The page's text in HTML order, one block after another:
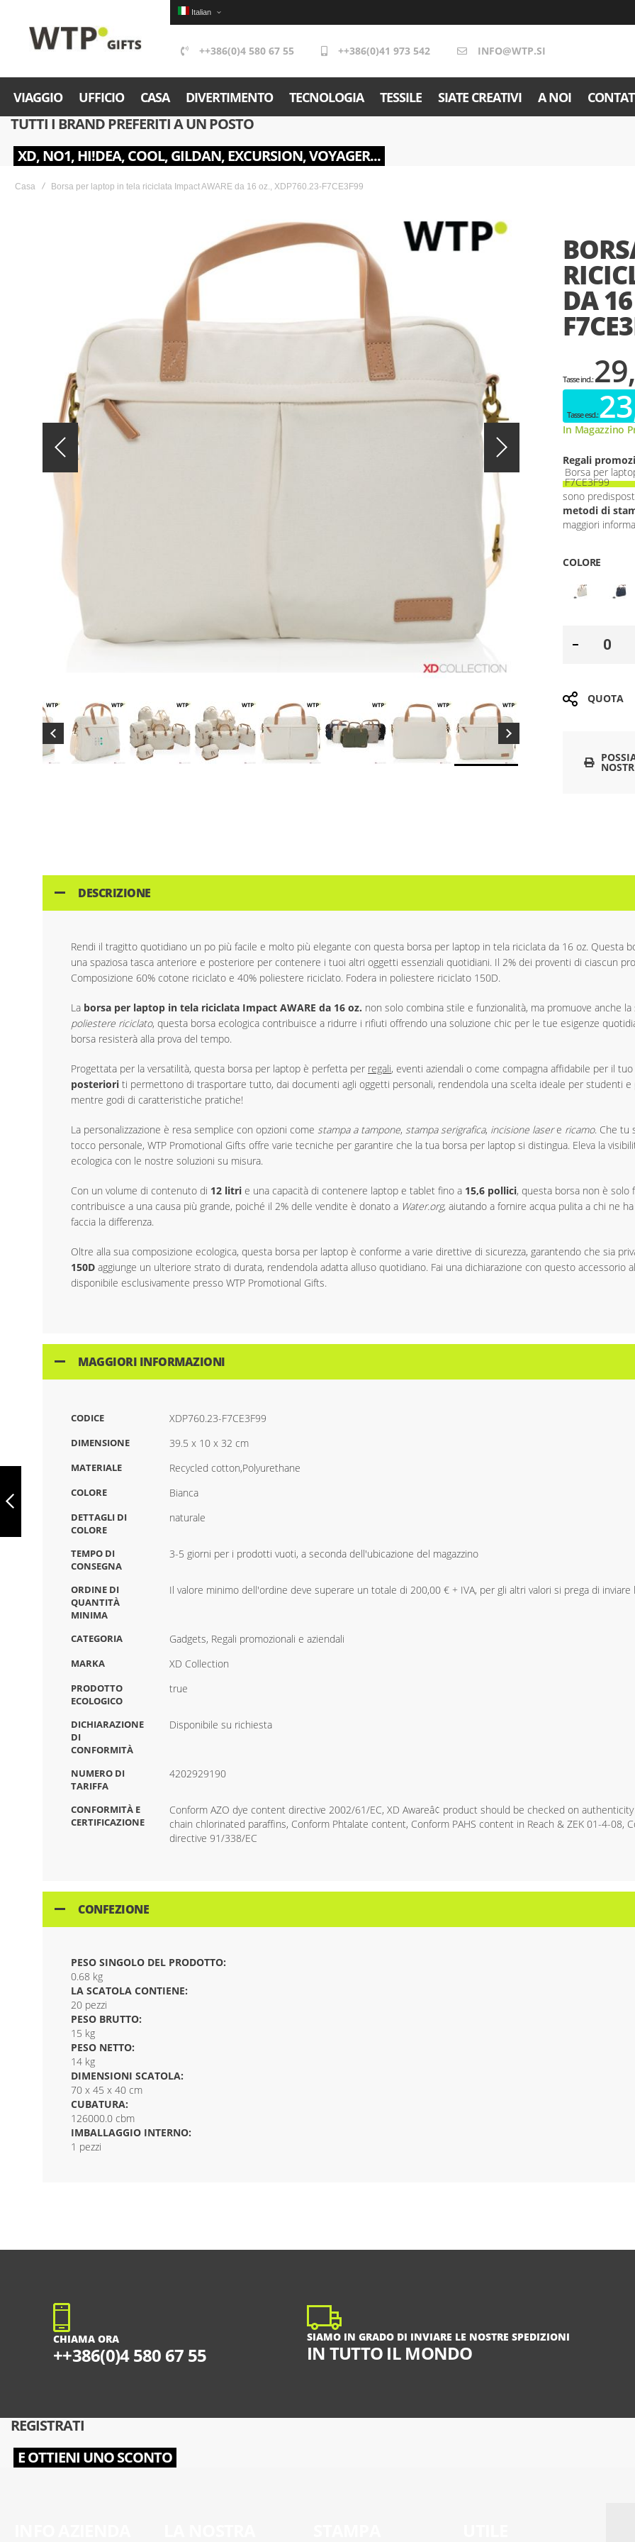
Italian
++386(0)4 580 67 55 ++386(0)41 973 542 INFO@WTP.SI
VIAGGIO UFFICIO CASA DIVERTIMENTO TECNOLOGIA TESSILE SIATE CREATIVI A NOI
TUTTI I BRAND PREFERITI A UN POSTO
XD, NO1, HI!DEA, COOL, GILDAN, EXCURSION, VOYAGER...
Casa Borsa per laptop in tela riciclata Impact AWARE da 16 oz., XDP760.23-F7CE3F99
gallery
DA
In Magazzino
Regali
Borsa per
F7CE3F99
sono
metodi di
maggiori
COLORE
QUOTA
ZAINO IN TELA
IMPACT AWARE
B010AFC2
PRECEDENTE
DESCRIZIONE
Rendi il tragitto quotidiano un po più facile e molto più elegante con questa borsa per laptop in tela riciclata da 16 oz. Questa
una spaziosa tasca anteriore e posteriore per contenere i tuoi altri oggetti essenziali quotidiani. Il 2% dei proventi di ciascun
Composizione 60% cotone riciclato e 40% poliestere riciclato. Fodera in poliestere riciclato 150D.
La borsa per laptop in tela riciclata Impact AWARE da 16 oz. non solo combina stile e funzionalità, ma promuove anche la
poliestere riciclato, questa borsa ecologica contribuisce a ridurre i rifiuti offrendo una soluzione chic per le tue esigenze
borsa resisterà alla prova del tempo.
Progettata per la versatilità, questa borsa per laptop è perfetta per regali, eventi aziendali o come compagna affidabile per il
posteriori ti permettono di trasportare tutto, dai documenti agli oggetti personali, rendendola una scelta ideale per studenti
mentre godi di caratteristiche pratiche!
La personalizzazione è resa semplice con opzioni come stampa a tampone, stampa serigrafica, incisione lasere ricamo. Che tu
tocco personale, WTP Promotional Gifts offre varie tecniche per garantire che la tua borsa per laptop si distingua. Eleva la
ecologica con le nostre soluzioni su misura.
Con un volume di contenuto di 12 litri e una capacità di contenere laptop e tablet fino a 15,6 pollici, questa borsa non è solo
contribuisce a una causa più grande, poiché il 2% delle vendite è donato a Water.org, aiutando a fornire acqua pulita a chi ne
faccia la differenza.
Oltre alla sua composizione ecologica, questa borsa per laptop è conforme a varie direttive di sicurezza, garantendo che sia
150D aggiunge un ulteriore strato di durata, rendendola adatta alluso quotidiano. Fai una dichiarazione con questo accessorio
disponibile esclusivamente presso WTP Promotional Gifts.
MAGGIORI INFORMAZIONI
CODICE XDP760.23-F7CE3F99
DIMENSIONE 39.5 x 10 x 32 cm
MATERIALE Recycled cotton,Polyurethane
COLORE Bianca
DETTAGLI DI
COLORE
naturale
TEMPO DI
CONSEGNA
3-5 giorni per i prodotti vuoti, a seconda dell'ubicazione del magazzino
ORDINE DI
QUANTITÀ
MINIMA
Il valore minimo dell'ordine deve superare un totale di 200,00 € + IVA, per gli altri valori si prega di inviare
CATEGORIA Gadgets, Regali promozionali e aziendali
MARKA XD Collection
PRODOTTO
ECOLOGICO
true
DICHIARAZIONE
DI
CONFORMITÀ
Disponibile su richiesta
NUMERO DI
TARIFFA
4202929190
CONFORMITÀ E
CERTIFICAZIONE
Conform AZO dye content directive 2002/61/EC, XD Awareâ¢ product should be checked on
chain chlorinated paraffins, Conform Phtalate content, Conform PAHS content in Reach & ZEK 01-4-08,
directive 91/338/EC
CONFEZIONE
PESO SINGOLO DEL PRODOTTO:
0.68 kg
LA SCATOLA CONTIENE:
20 pezzi
PESO BRUTTO:
15 kg
PESO NETTO:
14 kg
DIMENSIONI SCATOLA:
70 x 45 x 40 cm
CUBATURA:
126000.0 cbm
IMBALLAGGIO INTERNO:
1 pezzi
CHIAMA ORA
++386(0)4 580 67 55
SIAMO IN GRADO DI INVIARE LE NOSTRE SPEDIZIONI
IN TUTTO IL MONDO
REGISTRATI
E OTTIENI UNO SCONTO